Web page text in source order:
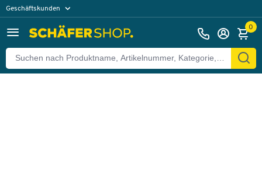
Geschäftskunden
0
Zurück